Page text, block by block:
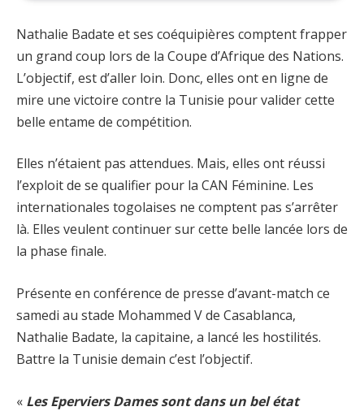
Nathalie Badate et ses coéquipières comptent frapper
un grand coup lors de la Coupe d’Afrique des Nations.
L’objectif, est d’aller loin. Donc, elles ont en ligne de
mire une victoire contre la Tunisie pour valider cette
belle entame de compétition.
Elles n’étaient pas attendues. Mais, elles ont réussi
l’exploit de se qualifier pour la CAN Féminine. Les
internationales togolaises ne comptent pas s’arrêter
là. Elles veulent continuer sur cette belle lancée lors de
la phase finale.
Présente en conférence de presse d’avant-match ce
samedi au stade Mohammed V de Casablanca,
Nathalie Badate, la capitaine, a lancé les hostilités.
Battre la Tunisie demain c’est l’objectif.
« Les Eperviers Dames sont dans un bel état